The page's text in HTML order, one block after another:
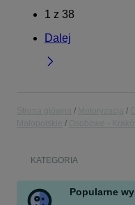
1 z 38
Dalej
KATEGORIA
Popularne